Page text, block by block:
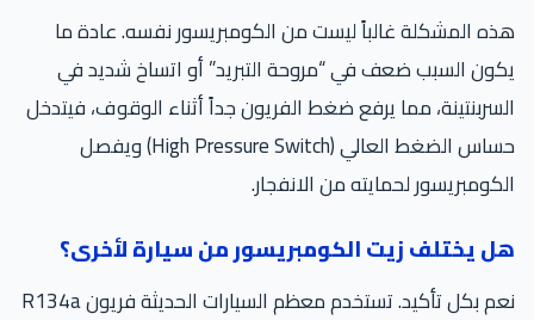
هذه المشكلة غالباً ليست من الكومبريسور نفسه. عادة ما
يكون السبب ضعف في “مروحة التبريد” أو اتساخ شديد في
السربنتينة، مما يرفع ضغط الفريون جداً أثناء الوقوف، فيتدخل
حساس الضغط العالي (High Pressure Switch) ويفصل
الكومبريسور لحمايته من الانفجار.
هل يختلف زيت الكومبريسور من سيارة لأخرى؟
نعم بكل تأكيد. تستخدم معظم السيارات الحديثة فريون R134a